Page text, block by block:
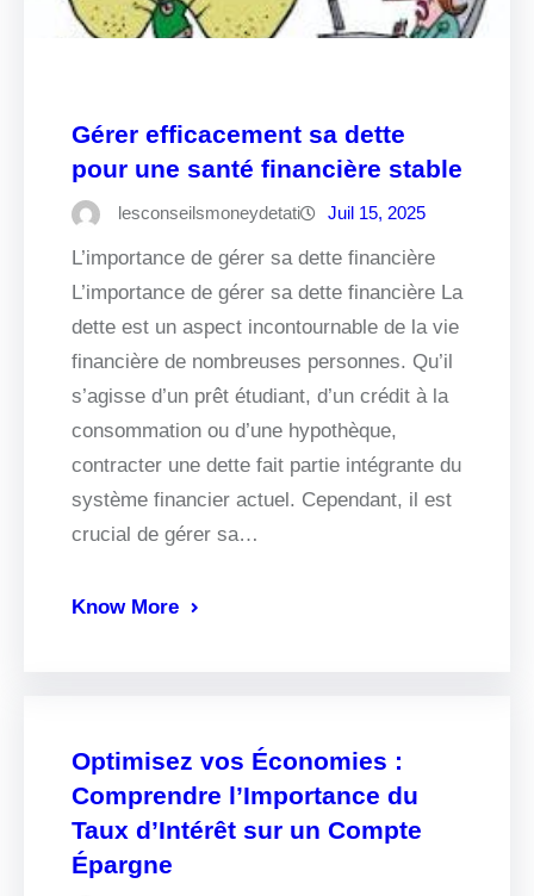
Gérer efficacement sa dette
pour une santé financière stable
lesconseilsmoneydetati Juil 15, 2025
L’importance de gérer sa dette financière
L’importance de gérer sa dette financière La
dette est un aspect incontournable de la vie
financière de nombreuses personnes. Qu’il
s’agisse d’un prêt étudiant, d’un crédit à la
consommation ou d’une hypothèque,
contracter une dette fait partie intégrante du
système financier actuel. Cependant, il est
crucial de gérer sa…
Know More
Optimisez vos Économies :
Comprendre l’Importance du
Taux d’Intérêt sur un Compte
Épargne